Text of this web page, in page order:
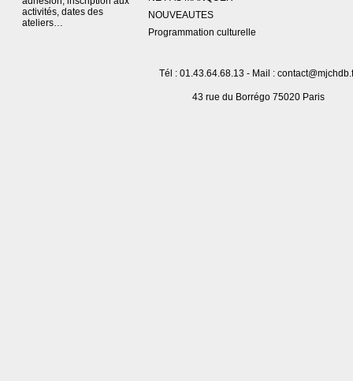
activités, dates des
ateliers…
NOUVEAUTES
Programmation culturelle
Tél : 01.43.64.68.13 - Mail :
43 rue du Borrégo 75020 Paris